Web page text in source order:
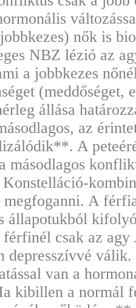
nők is
NBZ lézió az
a jobbkezes
(meddőséget,
állása
az
A
másodlagos
megfoganni. A
állapotukból
csak az
depresszívvé
van a
kibillen a normál